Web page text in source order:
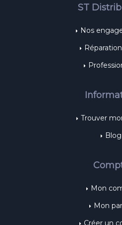
ST
Nos
Trouver
Blog
Mon
Mon
Créer un